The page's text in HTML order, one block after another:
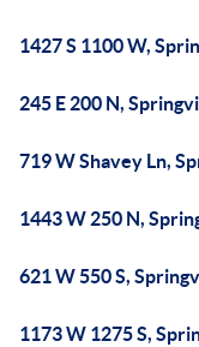
1427 S 1100 W,
245 E 200 N,
719 W Shavey Ln,
1443 W 250 N,
621 W 550 S,
1173 W 1275 S,